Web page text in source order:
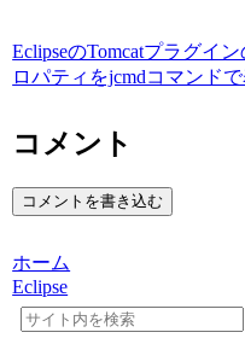
EclipseのTomcatプラグイ
ロパティをjcmdコマンド
コメント
コメントを書き込む
ホーム
Eclipse